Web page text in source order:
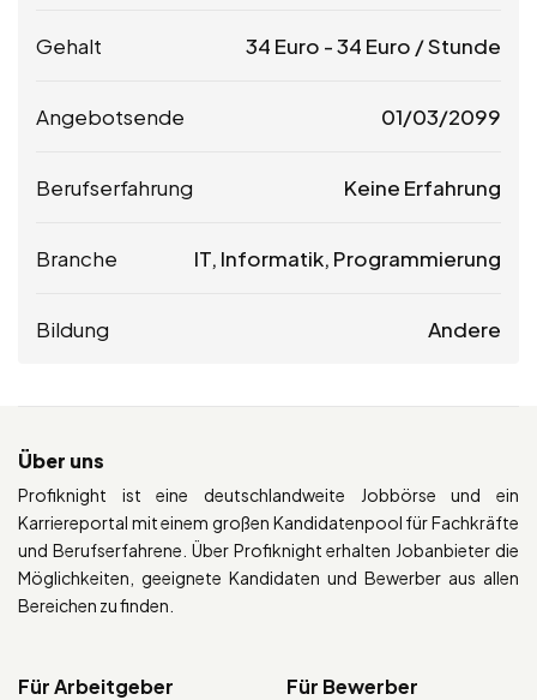
Gehalt 34 Euro -34 Euro / Stunde
Angebotsende 01/03/2099
Berufserfahrung Keine Erfahrung
Branche IT, Informatik, Programmierung
Bildung Andere
Über uns
Profiknight ist eine deutschlandweite Jobbörse und ein
Karriereportal mit einem großen Kandidatenpool für Fachkräfte
und Berufserfahrene. Über Profiknight erhalten Jobanbieter die
Möglichkeiten, geeignete Kandidaten und Bewerber aus allen
Bereichen zu finden.
Für Arbeitgeber Für Bewerber